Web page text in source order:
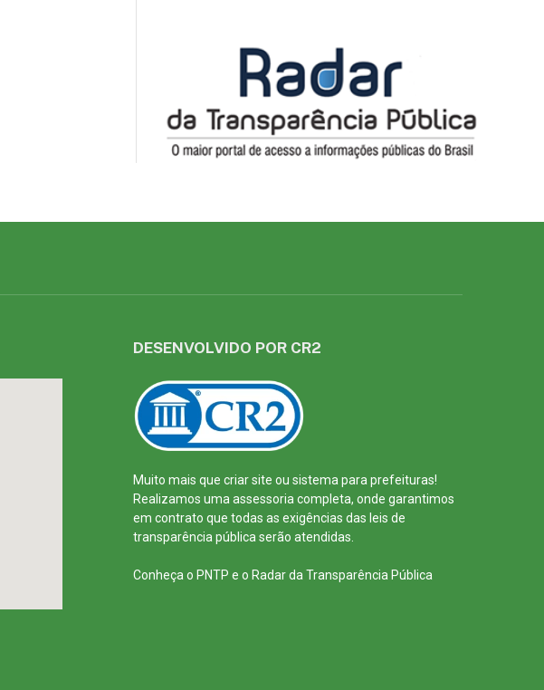
DESENVOLVIDO POR CR2
Muito mais que criar site ou sistema para prefeituras!
Realizamos uma assessoria completa, onde garantimos
em contrato que todas as exigências das leis de
transparência pública serão atendidas.
Conheça o PNTP e o Radar da Transparência Pública